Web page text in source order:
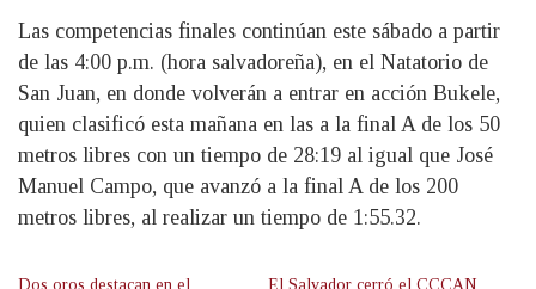
Las competencias finales continúan este sábado a partir
de las 4:00 p.m. (hora salvadoreña), en el Natatorio de
San Juan, en donde volverán a entrar en acción Bukele,
quien clasificó esta mañana en las a la final A de los 50
metros libres con un tiempo de 28:19 al igual que José
Manuel Campo, que avanzó a la final A de los 200
metros libres, al realizar un tiempo de 1:55.32.
Dos oros destacan en el El Salvador cerró el CCCAN